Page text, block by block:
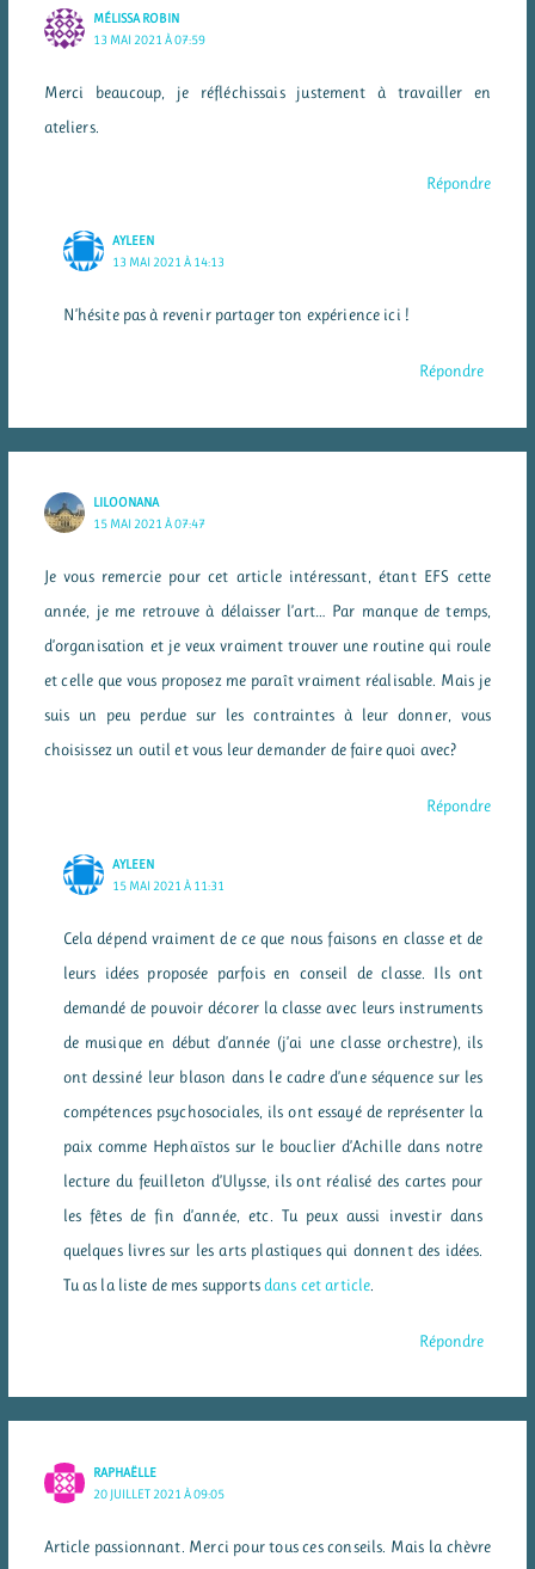
MÉLISSA ROBIN
13 MAI 2021 À 07:59
Merci beaucoup, je réfléchissais justement à travailler en
ateliers.
Répondre
AYLEEN
13 MAI 2021 À 14:13
N’hésite pas à revenir partager ton expérience ici !
Répondre
LILOONANA
15 MAI 2021 À 07:47
Je vous remercie pour cet article intéressant, étant EFS cette
année, je me retrouve à délaisser l’art… Par manque de temps,
d’organisation et je veux vraiment trouver une routine qui roule
et celle que vous proposez me paraît vraiment réalisable. Mais je
suis un peu perdue sur les contraintes à leur donner, vous
choisissez un outil et vous leur demander de faire quoi avec?
Répondre
AYLEEN
15 MAI 2021 À 11:31
Cela dépend vraiment de ce que nous faisons en classe et de
leurs idées proposée parfois en conseil de classe. Ils ont
demandé de pouvoir décorer la classe avec leurs instruments
de musique en début d’année (j’ai une classe orchestre), ils
ont dessiné leur blason dans le cadre d’une séquence sur les
compétences psychosociales, ils ont essayé de représenter la
paix comme Hephaïstos sur le bouclier d’Achille dans notre
lecture du feuilleton d’Ulysse, ils ont réalisé des cartes pour
les fêtes de fin d’année, etc. Tu peux aussi investir dans
quelques livres sur les arts plastiques qui donnent des idées.
Tu as la liste de mes supportsdans cet article
Répondre
RAPHAËLLE
20 JUILLET 2021 À 09:05
Article passionnant. Merci pour tous ces conseils. Mais la chèvre